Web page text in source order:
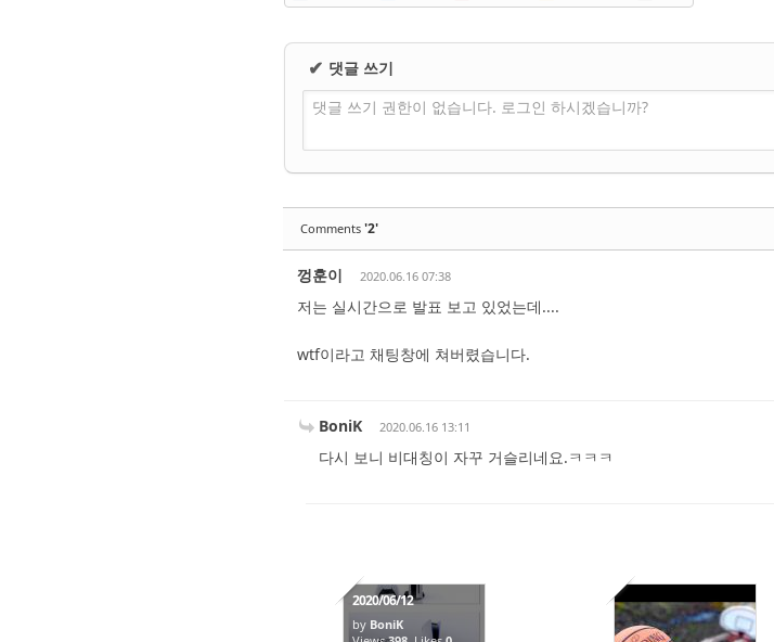
✔ 댓글 쓰기
댓글 쓰기 권한이 없습니다. 로그인 하시겠습니까?
Comments '2'
껑훈이 2020.06.16 07:38
저는 실시간으로 발표 보고 있었는데....
wtf이라고 채팅창에 쳐버렸습니다.
BoniK 2020.06.16 13:11
다시 보니 비대칭이 자꾸 거슬리네요.ㅋㅋㅋ
2020/06/12
by BoniK